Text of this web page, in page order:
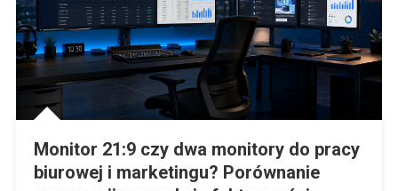
Monitor 21:9 czy dwa monitory do pracy
biurowej i marketingu? Porównanie